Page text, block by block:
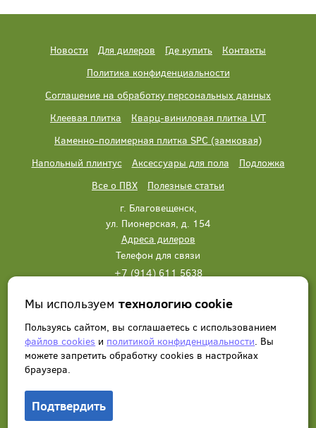
Новости Для дилеров Где купить
Контакты
Политика конфиденциальности
Соглашение на обработку персональных данных
Клеевая плитка
Кварц-виниловая плитка LVT
Каменно-полимерная плитка SPC (замковая)
Напольный плинтус
Аксессуары для пола
Подложка
Все о ПВХ
Полезные статьи
г. Благовещенск,
ул. Пионерская, д. 154
Адреса дилеров
Телефон для связи
+7 (914) 611 5638
Написать нам Заказать звонок
Мы используемтехнологию cookie
Пользуясь сайтом, вы соглашаетесь с использованием
файлов cookies и политикой конфиденциальности. Вы
можете запретить обработку сookies в настройках
браузера.
Подтвердить